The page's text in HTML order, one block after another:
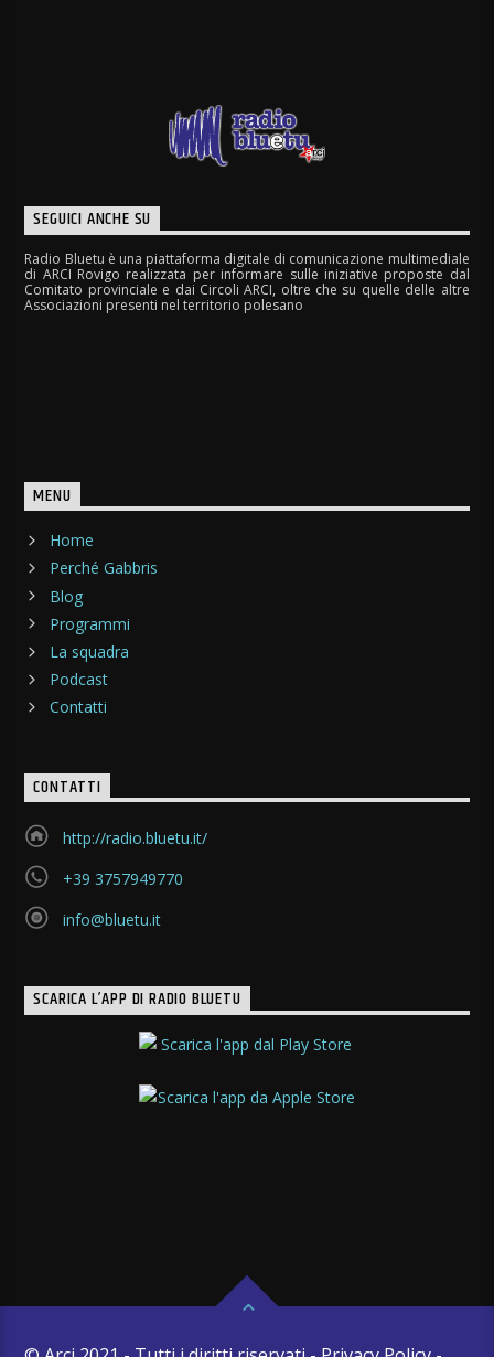
SEGUICI ANCHE SU
Radio Bluetu è una piattaforma digitale di comunicazione multimediale
di ARCI Rovigo realizzata per informare sulle iniziative proposte dal
Comitato provinciale e dai Circoli ARCI, oltre che su quelle delle altre
Associazioni presenti nel territorio polesano
MENU
Home
Perché Gabbris
Blog
Programmi
La squadra
Podcast
Contatti
CONTATTI
http://radio.bluetu.it/
+39 3757949770
info@bluetu.it
SCARICA L’APP DI RADIO BLUETU